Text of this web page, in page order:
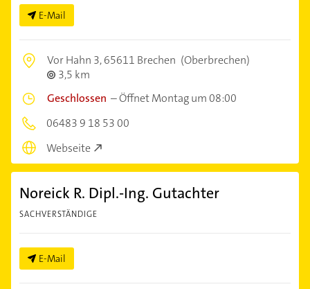
E-Mail
Vor Hahn 3,65611 Brechen (Oberbrechen)
3,5 km
Geschlossen –Öffnet Montag um 08:00
06483 9 18 53 00
Webseite
Noreick R. Dipl.-Ing. Gutachter
SACHVERSTÄNDIGE
E-Mail